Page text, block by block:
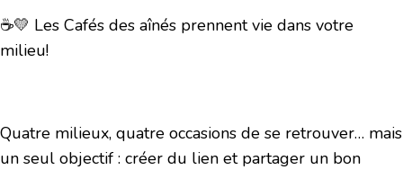
☕💛 Les Cafés des aînés prennent vie dans votre
milieu!
Quatre milieux, quatre occasions de se retrouver… mais
un seul objectif : créer du lien et partager un bon